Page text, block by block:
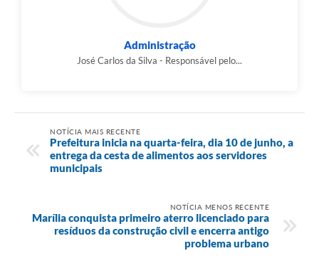
Administração
José Carlos da Silva - Responsável pelo...
NOTÍCIA MAIS RECENTE
Prefeitura inicia na quarta-feira, dia 10 de junho, a
entrega da cesta de alimentos aos servidores
municipais
NOTÍCIA MENOS RECENTE
Marília conquista primeiro aterro licenciado para
resíduos da construção civil e encerra antigo
problema urbano